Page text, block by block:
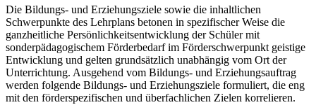
Die Bildungs- und Erziehungsziele sowie die inhaltlichen
Schwerpunkte des Lehrplans betonen in spezifischer Weise die
ganzheitliche Persönlichkeitsentwicklung der Schüler mit
sonderpädagogischem Förderbedarf im Förderschwerpunkt geistige
Entwicklung und gelten grundsätzlich unabhängig vom Ort der
Unterrichtung. Ausgehend vom Bildungs- und Erziehungsauftrag
werden folgende Bildungs- und Erziehungsziele formuliert, die eng
mit den förderspezifischen und überfachlichen Zielen korrelieren.